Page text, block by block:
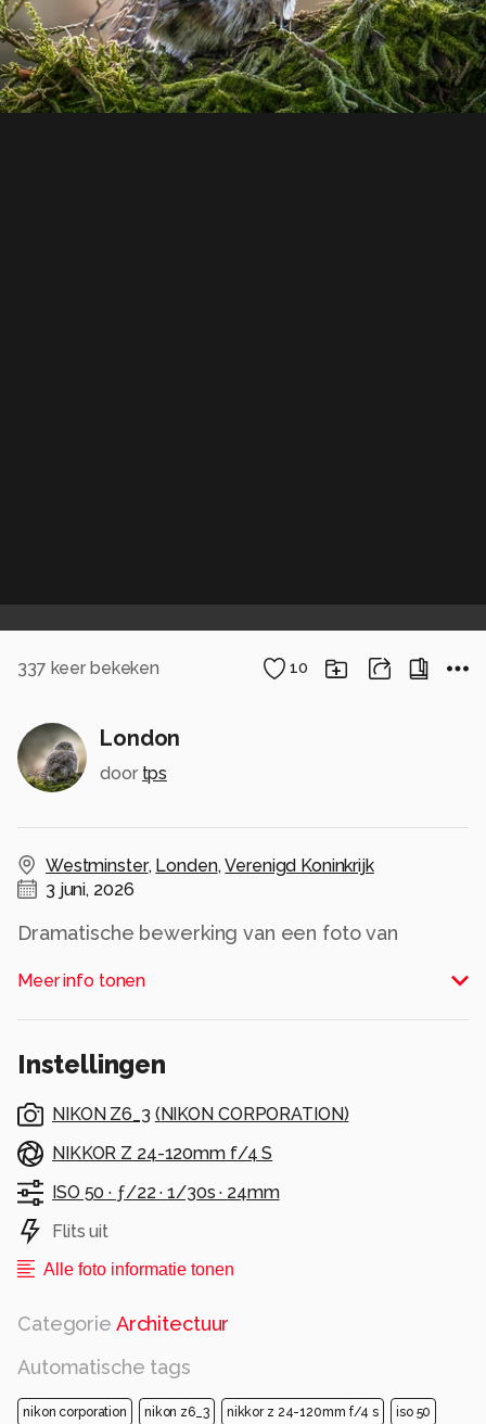
337 keer bekeken 10
London
door tps
Westminster, Londen,Verenigd Koninkrijk
3 juni, 2026
Dramatische bewerking van een foto van
Meer info tonen
Instellingen
NIKON Z6_3 (NIKON CORPORATION)
NIKKOR Z 24-120mm f/4 S
ISO 50 · ƒ/22 ·1/30s · 24mm
Flits uit
Alle foto informatie tonen
Categorie Architectuur
Automatische tags
nikon corporation nikon z6_3 nikkor z 24-120mm f/4 s iso 50